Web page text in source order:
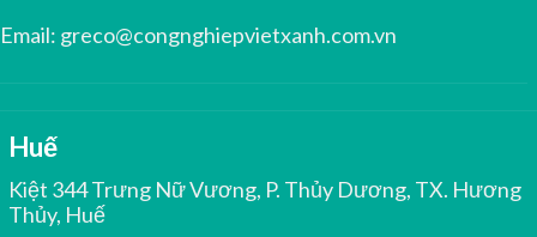
Email: greco@congnghiepvietxanh.com.vn
Huế
Kiệt 344 Trưng Nữ Vương, P. Thủy Dương, TX. Hương
Thủy, Huế